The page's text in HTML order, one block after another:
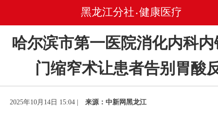
黑龙江分社 • 健康医疗
哈尔滨市第一医院消化内科
门缩窄术让患者告别胃酸
2025年10月14日 15:04 | 来源：中新网黑龙江